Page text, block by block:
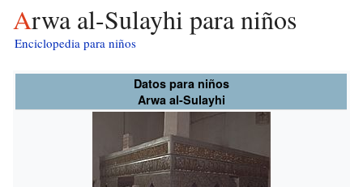
Arwa al-Sulayhi para niños
Enciclopedia para niños
Datos para niños
Arwa al-Sulayhi